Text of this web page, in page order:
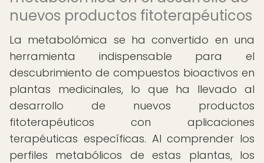
nuevos productos fitoterapéuticos
La metabolómica se ha convertido en una
herramienta indispensable para el
descubrimiento de compuestos bioactivos en
plantas medicinales, lo que ha llevado al
desarrollo de nuevos productos
fitoterapéuticos con aplicaciones
terapéuticas específicas. Al comprender los
perfiles metabólicos de estas plantas, los